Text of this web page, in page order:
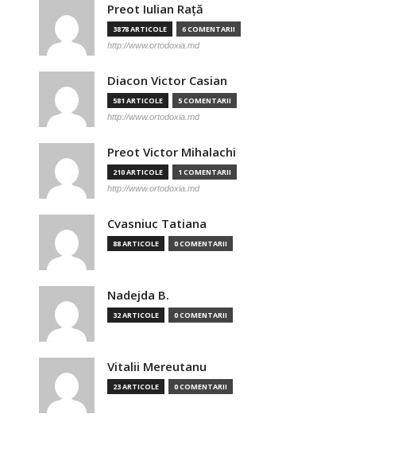
Preot Iulian Raţă
3878 ARTICOLE 6 COMENTARII
http://www.ortodoxia.md
Diacon Victor Casian
581 ARTICOLE 5 COMENTARII
http://www.ortodoxia.md
Preot Victor Mihalachi
210 ARTICOLE 1 COMENTARII
http://www.ortodoxia.md
Cvasniuc Tatiana
88 ARTICOLE 0 COMENTARII
Nadejda B.
32 ARTICOLE 0 COMENTARII
Vitalii Mereutanu
23 ARTICOLE 0 COMENTARII